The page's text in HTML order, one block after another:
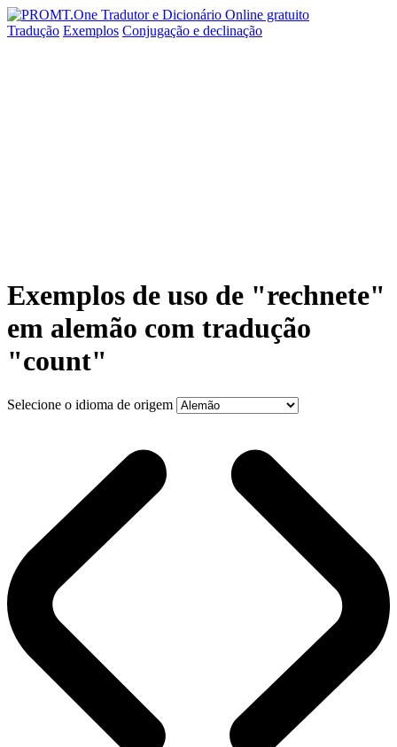
Tradução Exemplos Conjugação e declinação
Exemplos de uso de "rechnete"
em alemão com tradução
"count"
Selecione o idioma de origem